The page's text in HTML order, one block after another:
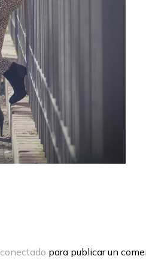
conectado para publicar un